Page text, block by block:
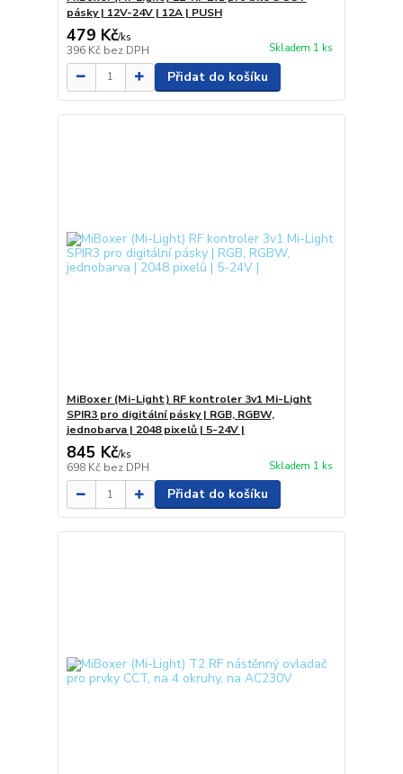
pásky | 12V-24V | 12A | PUSH
479 Kč/ks
396 Kč bez DPH Skladem 1 ks
Přidat do košíku
MiBoxer (Mi-Light) RF kontroler 3v1 Mi-Light
SPIR3 pro digitální pásky | RGB, RGBW,
jednobarva | 2048 pixelů | 5-24V |
845 Kč/ks
698 Kč bez DPH Skladem 1 ks
Přidat do košíku